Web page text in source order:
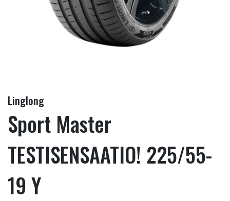
Linglong
Sport Master
TESTISENSAATIO! 225/55-
19 Y